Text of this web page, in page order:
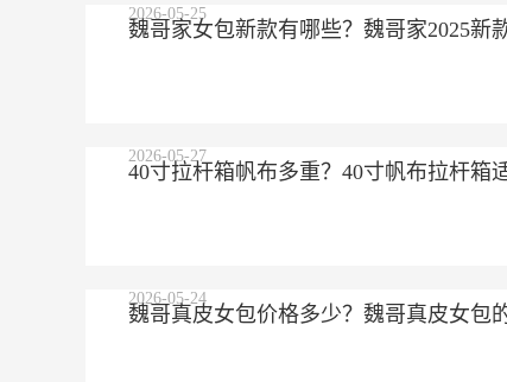
魏哥家女包新款有哪些？魏哥家2025新
2026-05-25
40寸拉杆箱帆布多重？40寸帆布拉杆箱
2026-05-27
魏哥真皮女包价格多少？魏哥真皮女包
2026-05-24